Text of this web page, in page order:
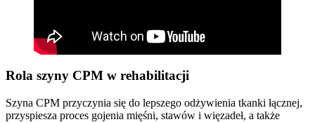
Rola szyny CPM w rehabilitacji
Szyna CPM przyczynia się do lepszego odżywienia tkanki łącznej,
przyspiesza proces gojenia mięśni, stawów i więzadeł, a także